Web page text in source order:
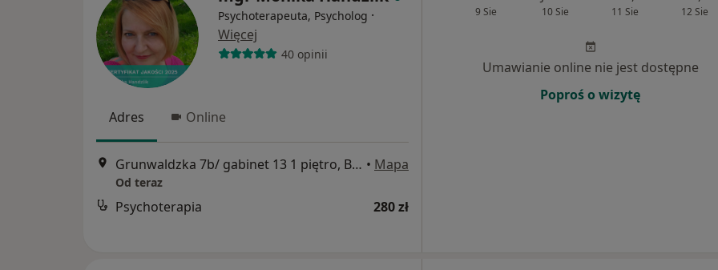
Psychoterapeuta, Psycholog ·
Więcej
40 opinii
Adres Online
Grunwaldzka 7b/ gabinet 13 1 piętro, Bolesławiec • Mapa
Od teraz
Psychoterapia 280 zł
9 Sie 10 Sie 11 Sie 12 Sie
Umawianie online nie jest dostępne
Poproś o wizytę